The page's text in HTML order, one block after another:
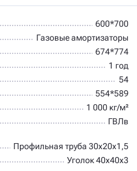
600*700
Газовые амортизаторы
674*774
1 год
54
554*589
1 000 кг/м²
ГВЛв
Профильная труба 30х20х1,5
Уголок 40х40х3